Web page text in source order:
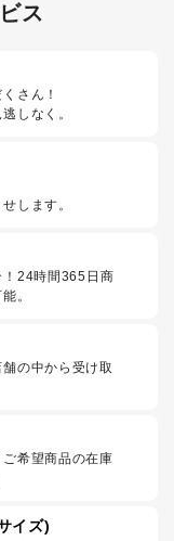
ス
さん！
しなく。
します。
！24時間365日商
。
の中から受け取
希望商品の在庫
イズ)